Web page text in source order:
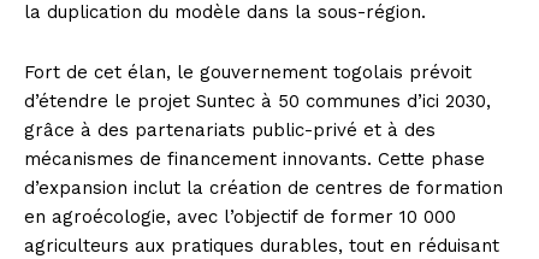
la duplication du modèle dans la sous-région.
Fort de cet élan, le gouvernement togolais prévoit
d’étendre le projet Suntec à 50 communes d’ici 2030,
grâce à des partenariats public-privé et à des
mécanismes de financement innovants. Cette phase
d’expansion inclut la création de centres de formation
en agroécologie, avec l’objectif de former 10 000
agriculteurs aux pratiques durables, tout en réduisant